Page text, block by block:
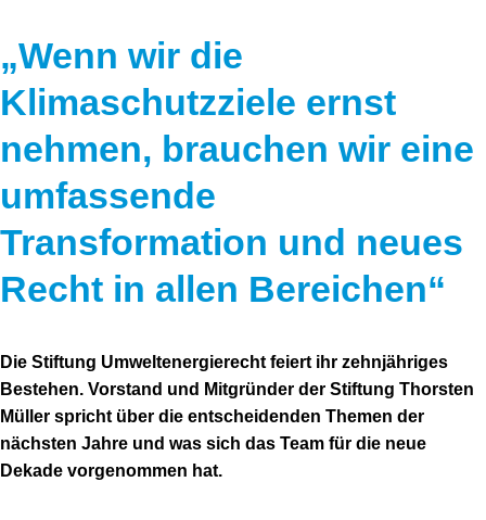
„Wenn wir die
Klimaschutzziele ernst
nehmen, brauchen wir eine
umfassende
Transformation und neues
Recht in allen Bereichen“
Die Stiftung Umweltenergierecht feiert ihr zehnjähriges
Bestehen. Vorstand und Mitgründer der Stiftung Thorsten
Müller spricht über die entscheidenden Themen der
nächsten Jahre und was sich das Team für die neue
Dekade vorgenommen hat.